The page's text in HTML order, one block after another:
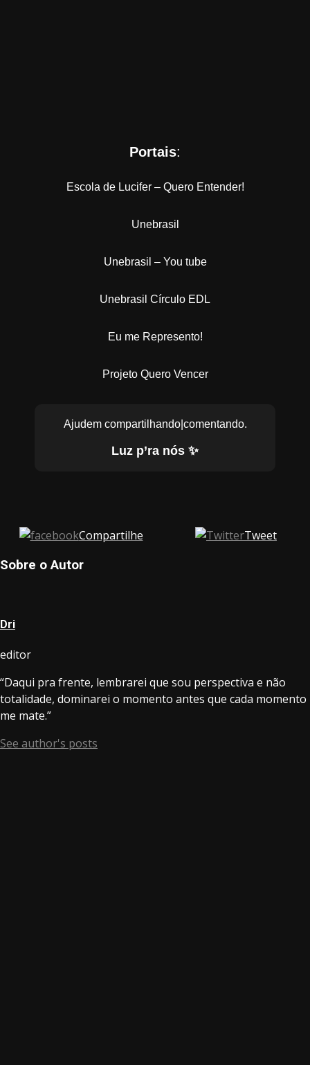
Portais:
Escola de Lucifer – Quero Entender!
Unebrasil
Unebrasil – You tube
Unebrasil Círculo EDL
Eu me Represento!
Projeto Quero Vencer
Ajudem compartilhando|comentando.
Luz p’ra nós ✨
Compartilhe
Tweet
Sobre o Autor
Dri
editor
“Daqui pra frente, lembrarei que sou perspectiva e não
totalidade, dominarei o momento antes que cada momento
me mate.”
See author's posts